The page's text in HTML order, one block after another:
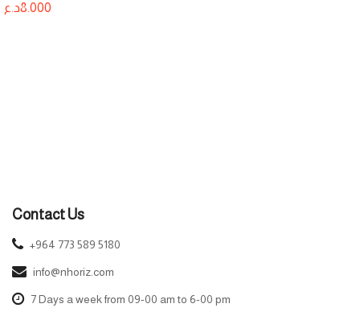
8.000د.ع
Contact Us
+964 773 589 5180
info@nhoriz.com
7 Days a week from 09-00 am to 6-00 pm